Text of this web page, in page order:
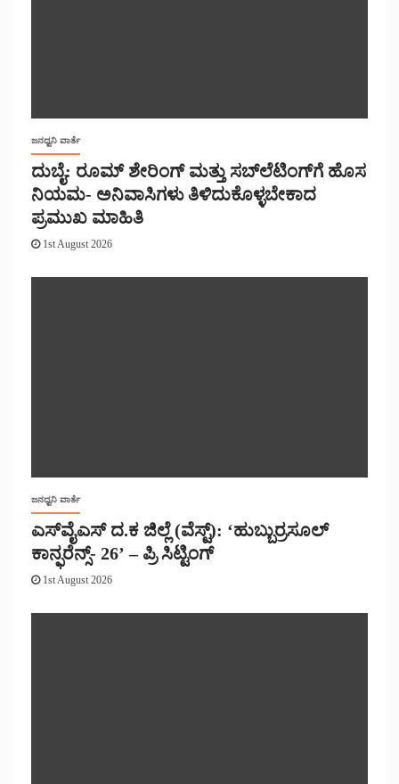
ಜನಧ್ವನಿ ವಾರ್ತೆ
ದುಬೈ: ರೂಮ್ ಶೇರಿಂಗ್ ಮತ್ತು ಸಬ್‌ಲೆಟಿಂಗ್‌ಗೆ ಹೊಸ
ನಿಯಮ- ಅನಿವಾಸಿಗಳು ತಿಳಿದುಕೊಳ್ಳಬೇಕಾದ
ಪ್ರಮುಖ ಮಾಹಿತಿ
1st August 2026
ಜನಧ್ವನಿ ವಾರ್ತೆ
ಎಸ್‌ವೈಎಸ್ ದ.ಕ ಜಿಲ್ಲೆ (ವೆಸ್ಟ್): ‘ಹುಬ್ಬುರ್ರಸೂಲ್
ಕಾನ್ಫರೆನ್ಸ್- 26’ – ಪ್ರಿ ಸಿಟ್ಟಿಂಗ್
1st August 2026